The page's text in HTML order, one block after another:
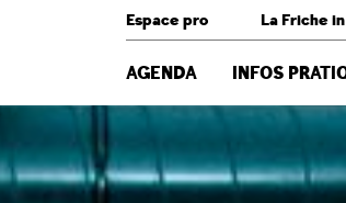
Espace pro La Friche
AGENDA INFOS